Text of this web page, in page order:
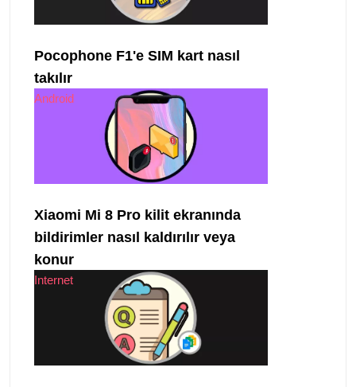
Pocophone F1'e SIM kart nasıl
takılır
Android
Xiaomi Mi 8 Pro kilit ekranında
bildirimler nasıl kaldırılır veya
konur
Internet